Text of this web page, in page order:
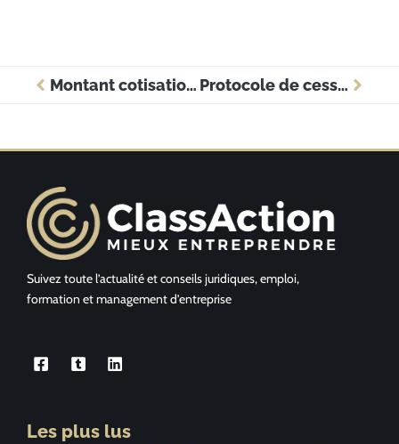
Montant cotisation conjoint collaborateur : les règles à connaître en 2024 Protocole de cession : les étapes à suivre pour sécuriser la transaction
Suivez toute l’actualité et conseils juridiques, emploi,
formation et management d’entreprise
Les plus lus